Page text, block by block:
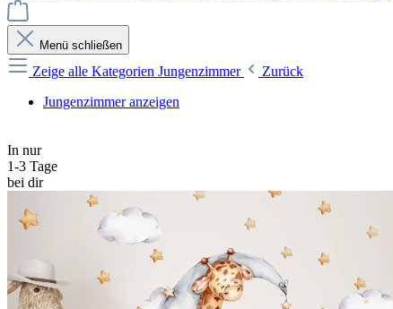
Menü schließen
Zeige alle Kategorien Jungenzimmer
Zurück
Jungenzimmer anzeigen
In nur
1-3 Tage
bei dir